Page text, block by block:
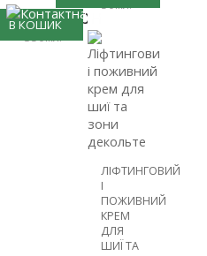
В КОШИК
1326грн
350мл.
50мл.
ЛІФТИНГОВИЙ
І
ПОЖИВНИЙ
КРЕМ
ДЛЯ
ШИЇ ТА